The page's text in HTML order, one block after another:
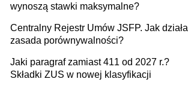
wynoszą stawki maksymalne?
Centralny Rejestr Umów JSFP. Jak działa
zasada porównywalności?
Jaki paragraf zamiast 411 od 2027 r.?
Składki ZUS w nowej klasyfikacji